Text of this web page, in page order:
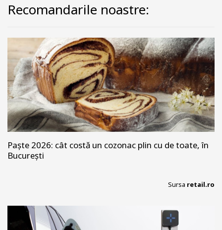
Recomandarile noastre:
Paște 2026: cât costă un cozonac plin cu de toate, în
București
Sursa retail.ro